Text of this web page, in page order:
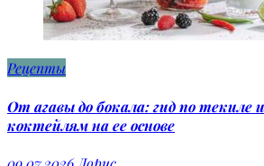
Рецепты
От агавы до бокала: гид по текиле
коктейлям на ее основе